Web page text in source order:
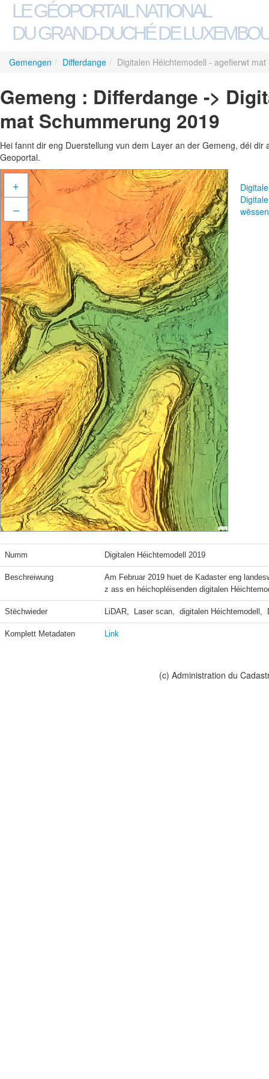
LE GÉOPORTAIL NATIONAL
DU GRAND-DUCHÉ DE
Gemengen / Differdange / Digitalen Héichtemodell - agefierwt
Gemeng : Differdange ->
mat Schummerung 2019
Hei fannt dir eng Duerstellung vun dem Layer an der Gemeng, déi
Geoportal.
+
–
Numm Digitalen Héichtemodell 2019
Beschreiwung
Am Februar 2019 huet de Kadaster eng
z ass en héichopléisenden digitalen
Stëchwieder LiDAR,  Laser scan,  digitalen Héichtemodell,
Komplett Metadaten Link
(c) Administration du